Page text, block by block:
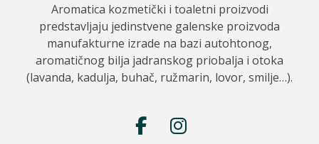
Aromatica kozmetički i toaletni proizvodi
predstavljaju jedinstvene galenske proizvoda
manufakturne izrade na bazi autohtonog,
aromatičnog bilja jadranskog priobalja i otoka
(lavanda, kadulja, buhač, ružmarin, lovor, smilje…).